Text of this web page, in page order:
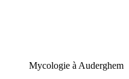
Mycologie à Auderghem